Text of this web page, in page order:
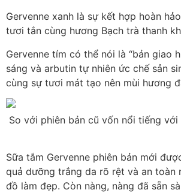
Gervenne xanh là sự kết hợp hoàn
tươi tắn cùng hương Bạch trà thanh
Gervenne tím có thể nói là “bản
sáng và arbutin tự nhiên ức chế sản
cùng sự tươi mát tạo nên mùi hương
So với phiên bản cũ vốn nổi tiếng
Sữa tắm Gervenne phiên bản mới
quả dưỡng trắng da rõ rệt và an toàn
đồ làm đẹp. Còn nàng, nàng đã sẵn